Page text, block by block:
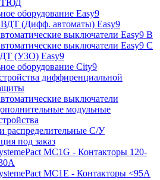
оборудование Easy9
(Дифф. автоматы) Easy9
выключатели Easy9 В
выключатели Easy9 С
(УЗО) Easy9
оборудование City9
диффиренциальной
выключатели
модульные
распределительные C/У
под заказ
MC1G - Контакторы 120-
MC1E - Контакторы <95A